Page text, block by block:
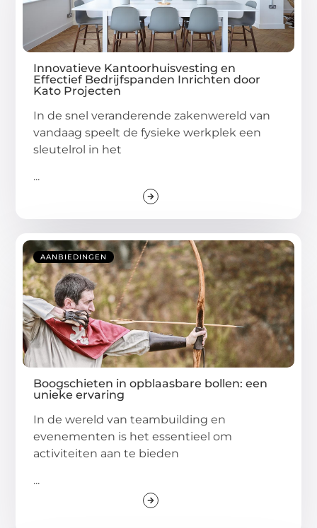
Innovatieve Kantoorhuisvesting en
Effectief Bedrijfspanden Inrichten door
Kato Projecten
In de snel veranderende zakenwereld van
vandaag speelt de fysieke werkplek een
sleutelrol in het
...
AANBIEDINGEN
Boogschieten in opblaasbare bollen: een
unieke ervaring
In de wereld van teambuilding en
evenementen is het essentieel om
activiteiten aan te bieden
...